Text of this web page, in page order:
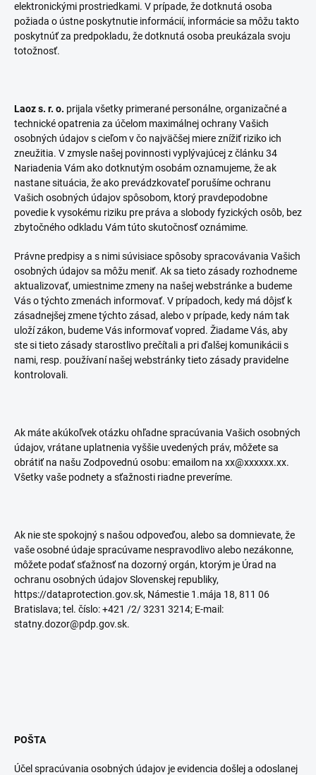
elektronickými prostriedkami. V prípade, že dotknutá osoba
požiada o ústne poskytnutie informácií, informácie sa môžu takto
poskytnúť za predpokladu, že dotknutá osoba preukázala svoju
totožnosť.
Laoz s. r. o. prijala všetky primerané personálne, organizačné a
technické opatrenia za účelom maximálnej ochrany Vašich
osobných údajov s cieľom v čo najväčšej miere znížiť riziko ich
zneužitia. V zmysle našej povinnosti vyplývajúcej z článku 34
Nariadenia Vám ako dotknutým osobám oznamujeme, že ak
nastane situácia, že ako prevádzkovateľ porušíme ochranu
Vašich osobných údajov spôsobom, ktorý pravdepodobne
povedie k vysokému riziku pre práva a slobody fyzických osôb, bez
zbytočného odkladu Vám túto skutočnosť oznámime.
Právne predpisy a s nimi súvisiace spôsoby spracovávania Vašich
osobných údajov sa môžu meniť. Ak sa tieto zásady rozhodneme
aktualizovať, umiestnime zmeny na našej webstránke a budeme
Vás o týchto zmenách informovať. V prípadoch, kedy má dôjsť k
zásadnejšej zmene týchto zásad, alebo v prípade, kedy nám tak
uloží zákon, budeme Vás informovať vopred. Žiadame Vás, aby
ste si tieto zásady starostlivo prečítali a pri ďalšej komunikácii s
nami, resp. používaní našej webstránky tieto zásady pravidelne
kontrolovali.
Ak máte akúkoľvek otázku ohľadne spracúvania Vašich osobných
údajov, vrátane uplatnenia vyššie uvedených práv, môžete sa
obrátiť na našu Zodpovednú osobu: emailom na xx@xxxxxx.xx.
Všetky vaše podnety a sťažnosti riadne preveríme.
Ak nie ste spokojný s našou odpoveďou, alebo sa domnievate, že
vaše osobné údaje spracúvame nespravodlivo alebo nezákonne,
môžete podať sťažnosť na dozorný orgán, ktorým je Úrad na
ochranu osobných údajov Slovenskej republiky,
https://dataprotection.gov.sk, Námestie 1.mája 18, 811 06
Bratislava; tel. číslo: +421 /2/ 3231 3214; E-mail:
statny.dozor@pdp.gov.sk.
POŠTA
Účel spracúvania osobných údajov je evidencia došlej a odoslanej